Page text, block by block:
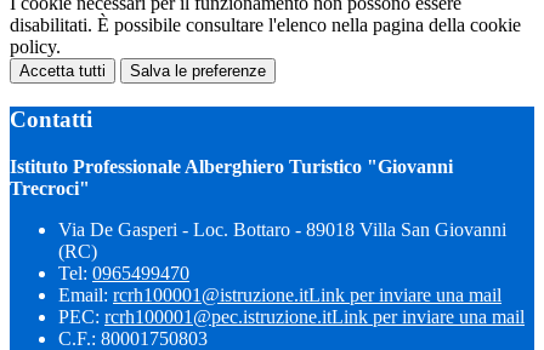
disabilitati. È possibile consultare l'elenco nella pagina della cookie
policy.
Accetta tutti Salva le preferenze
Contatti
Istituto Professionale Alberghiero Turistico "Giovanni
Trecroci"
Via De Gasperi - Loc. Bottaro - 89018 Villa San Giovanni
(RC)
Tel: 0965499470
Email: rcrh100001@istruzione.itLink per inviare una mail
PEC: rcrh100001@pec.istruzione.itLink per inviare una mail
C.F.: 80001750803